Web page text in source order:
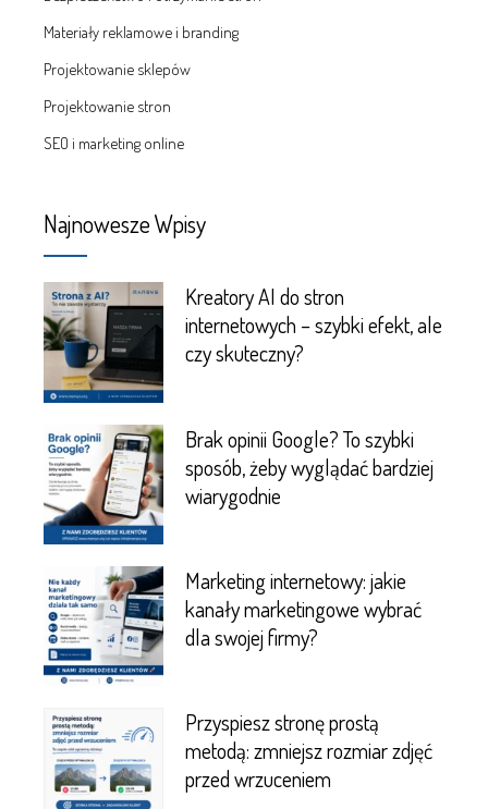
Materiały reklamowe i branding
Projektowanie sklepów
Projektowanie stron
SEO i marketing online
Najnowesze Wpisy
Kreatory AI do stron
internetowych – szybki efekt, ale
czy skuteczny?
Brak opinii Google? To szybki
sposób, żeby wyglądać bardziej
wiarygodnie
Marketing internetowy: jakie
kanały marketingowe wybrać
dla swojej firmy?
Przyspiesz stronę prostą
metodą: zmniejsz rozmiar zdjęć
przed wrzuceniem